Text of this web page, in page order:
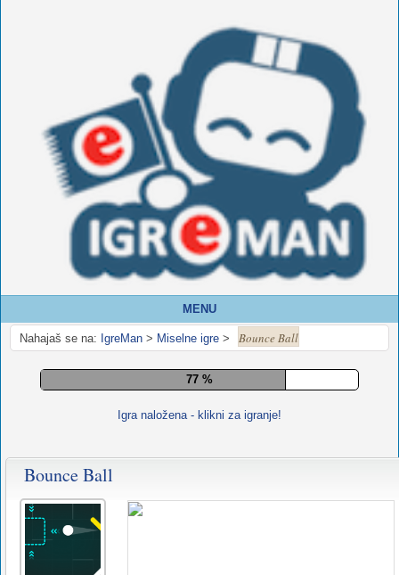
MENU
Nahajaš se na: IgreMan > Miselne igre > Bounce Ball
82 %
Igra naložena - klikni za igranje!
Bounce Ball